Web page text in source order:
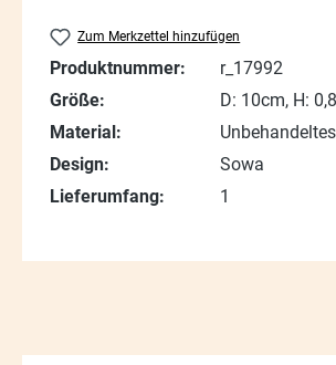
Zum Merkzettel hinzufügen
Produktnummer:
r_17992
Größe:
D: 10cm, H:
Material:
Design:
Sowa
Lieferumfang:
1